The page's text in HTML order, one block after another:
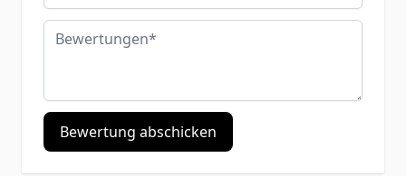
Bewertungen
Bewertung abschicken